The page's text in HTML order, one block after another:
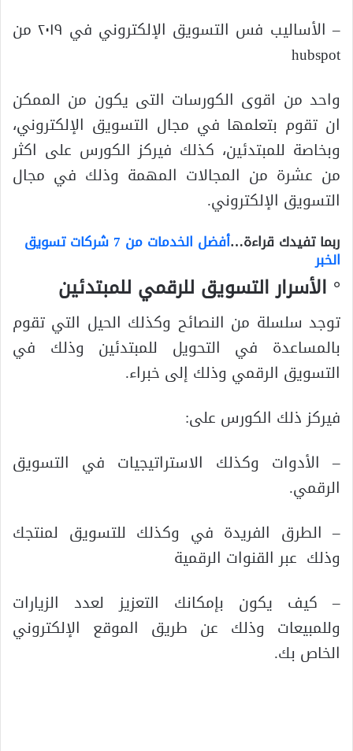
– الأساليب فس التسويق الإلكتروني في ٢٠١٩ من
hubspot
واحد من اقوى الكورسات التى يكون من الممكن
ان تقوم بتعلمها في مجال التسويق الإلكتروني،
وبخاصة للمبتدئين، كذلك فيركز الكورس على اكثر
من عشرة من المجالات المهمة وذلك في مجال
التسويق الإلكتروني.
ربما تفيدك قراءة… أفضل الخدمات من 7 شركات تسويق
الخبر
° الأسرار التسويق للرقمي للمبتدئين
توجد سلسلة من النصائح وكذلك الحيل التي تقوم
بالمساعدة في التحويل للمبتدئين وذلك في
التسويق الرقمي وذلك إلى خبراء.
فيركز ذلك الكورس على:
– الأدوات وكذلك الاستراتيجيات في التسويق
الرقمي.
– الطرق الفريدة في وكذلك للتسويق لمنتجك
وذلك عبر القنوات الرقمية
– كيف يكون بإمكانك التعزيز لعدد الزيارات
وللمبيعات وذلك عن طريق الموقع الإلكتروني
الخاص بك.